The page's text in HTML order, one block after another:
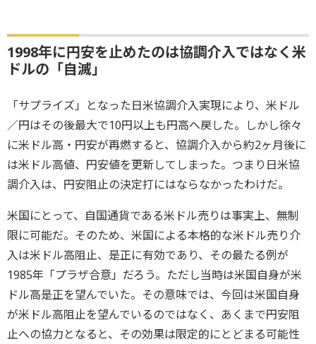
1998年に円安を止めたのは協調介入ではなく米
ドルの「自滅」
「サプライズ」となった日米協調介入実現により、米ドル
／円はその後最大で10円以上も円高へ戻した。しかし徐々
に米ドル高・円安が再燃すると、協調介入から約2ヶ月後に
は米ドル高値、円安値を更新してしまった。つまり日米協
調介入は、円安阻止の決定打にはならなかったわけだ。
米国にとって、自国通貨である米ドル売りは事実上、無制
限に可能だ。そのため、米国による本格的な米ドル売り介
入は米ドル高阻止、是正に有効であり、その最たる例が
1985年「プラザ合意」だろう。ただし当時は米国自身が米
ドル高是正を望んでいた。その意味では、今回は米国自身
が米ドル高阻止を望んでいるのではなく、あくまで円安阻
止への協力となると、その効果は限定的にとどまる可能性